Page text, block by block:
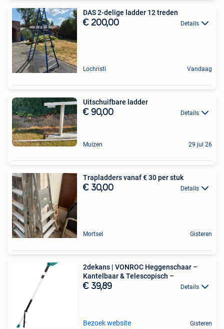
DAS 2-delige ladder 12 treden
€ 200,00 Details
Lochristi Vandaag
Uitschuifbare ladder
€ 90,00 Details
Muizen 29 jul 26
Trapladders vanaf € 30 per stuk
€ 30,00 Details
Mortsel Gisteren
2dekans | VONROC Heggenschaar –
Kantelbaar & Telescopisch –
€ 39,89 Details
Bezoek website Gisteren